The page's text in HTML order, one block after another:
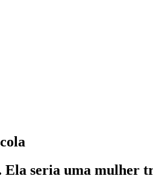
seria uma mulher